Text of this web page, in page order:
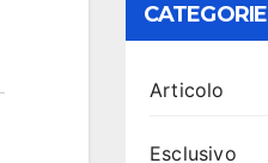
CATEGORIE
Articolo
Esclusivo